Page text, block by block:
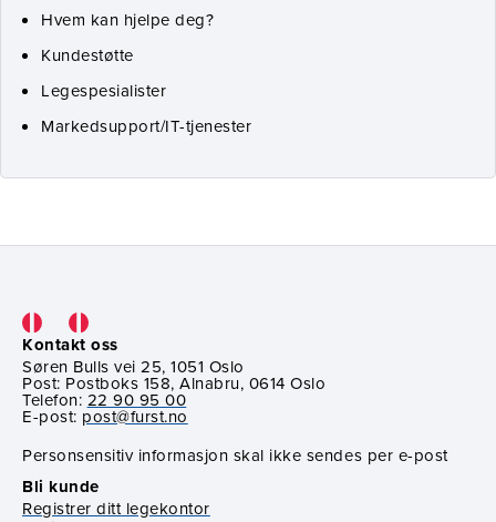
Hvem kan hjelpe deg?
Kundestøtte
Legespesialister
Markedsupport/IT-tjenester
Kontakt oss
Søren Bulls vei 25, 1051 Oslo
Post: Postboks 158, Alnabru, 0614 Oslo
Telefon: 22 90 95 00
E-post: post@furst.no
Personsensitiv informasjon skal ikke sendes per e-post
Bli kunde
Registrer ditt legekontor